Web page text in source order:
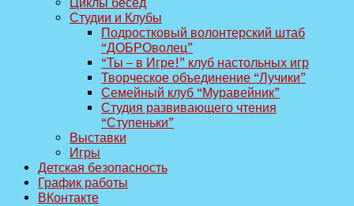
Студии и Клубы
Подростковый волонтерский штаб
“ДОБРОволец”
“Ты – в Игре!” клуб настольных игр
Творческое объединение “Лучики”
Семейный клуб “Муравейник”
Студия развивающего чтения
“Ступеньки”
Выставки
Игры
Детская безопасность
График работы
ВКонтакте